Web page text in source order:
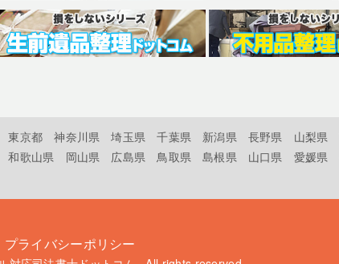
東京都 神奈川県 埼玉県 千葉県 新潟県 長野県 山梨県
和歌山県 岡山県 広島県 鳥取県 島根県 山口県 愛媛県
プライバシーポリシー